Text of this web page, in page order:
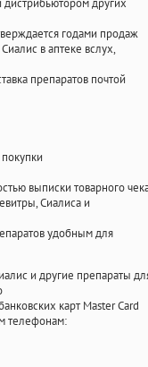
дистрибьютором других
годами продаж
в аптеке вслух,
препаратов почтой
выписки товарного
Сиалиса и
удобным для
и другие препараты
карт Master Card
телефонам: